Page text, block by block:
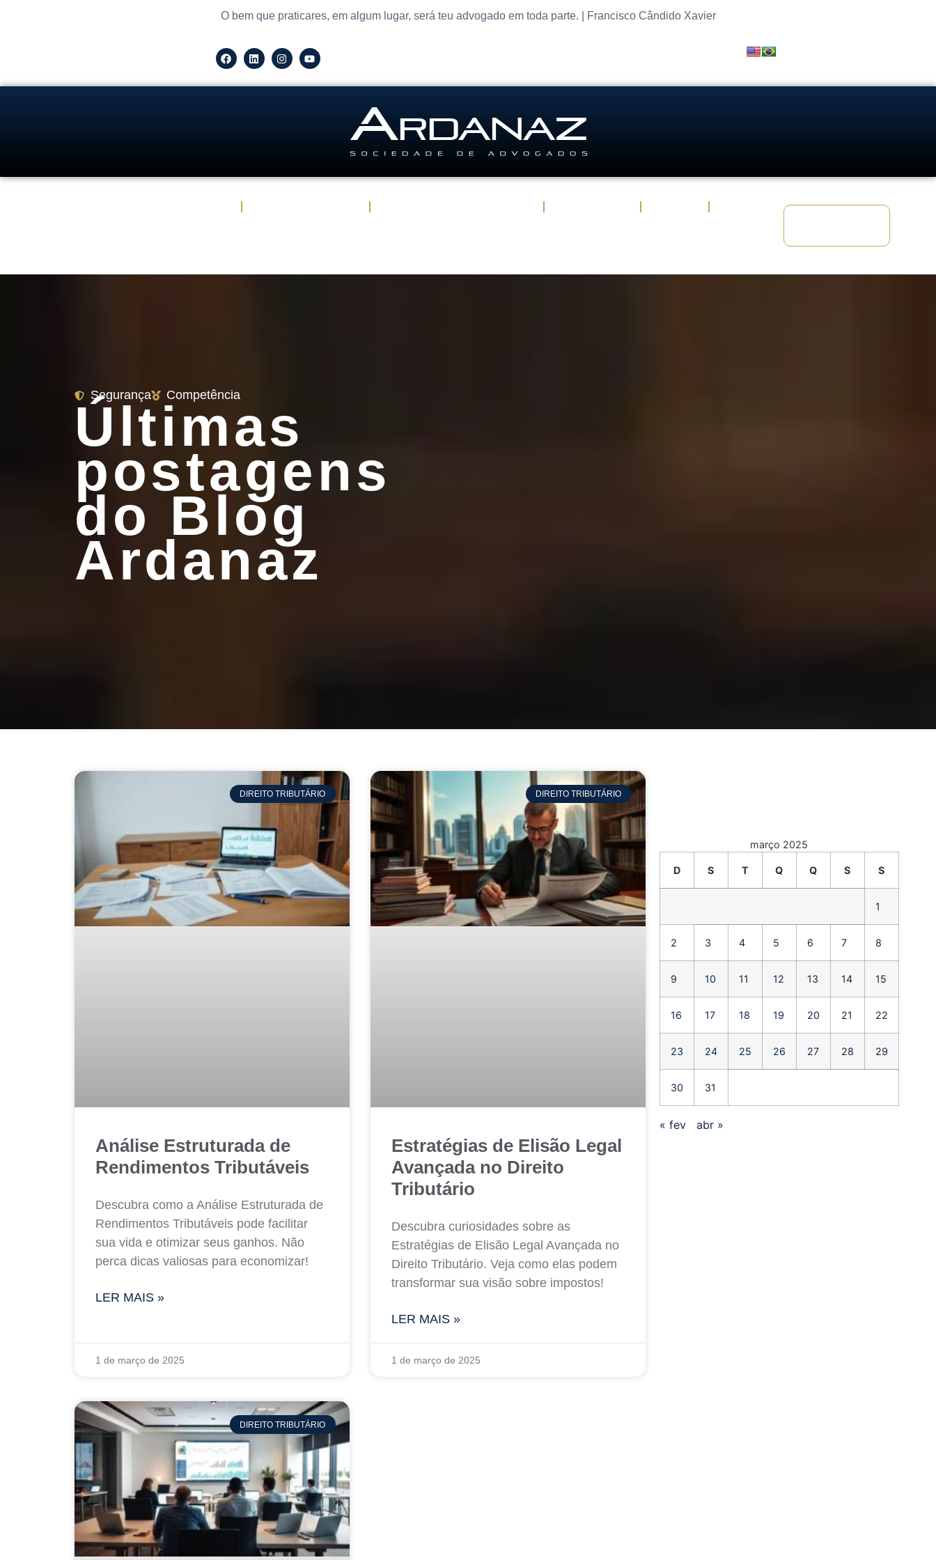
O bem que praticares, em algum lugar, será teu advogado em toda parte. | Francisco Cândido Xavier
Segurança Competência
Últimas
postagens
do Blog
Ardanaz
DIREITO TRIBUTÁRIO
Análise Estruturada de
Rendimentos Tributáveis
Descubra como a Análise Estruturada de
Rendimentos Tributáveis pode facilitar
sua vida e otimizar seus ganhos. Não
perca dicas valiosas para economizar!
LER MAIS »
1 de março de 2025
DIREITO TRIBUTÁRIO
Estratégias de Elisão Legal
Avançada no Direito
Tributário
Descubra curiosidades sobre as
Estratégias de Elisão Legal Avançada no
Direito Tributário. Veja como elas podem
transformar sua visão sobre impostos!
LER MAIS »
1 de março de 2025
DIREITO TRIBUTÁRIO
março 2025
D S T Q Q S S
1
2 3 4 5 6 7 8
9 10 11 12 13 14 15
16 17 18 19 20 21 22
23 24 25 26 27 28 29
30 31
« fev abr »